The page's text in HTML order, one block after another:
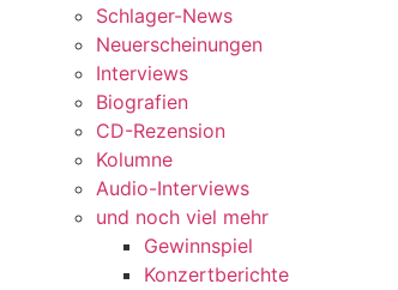
Schlager-News
Neuerscheinungen
Interviews
Biografien
CD-Rezension
Kolumne
Audio-Interviews
und noch viel mehr
Gewinnspiel
Konzertberichte